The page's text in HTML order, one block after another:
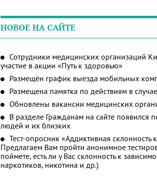
НОВОЕ НА САЙТЕ
Сотрудники медицинских организаций
участие в акции «Путь к здоровью»
Размещён график выезда мобильных
Размещена памятка по действиям в
Обновлены вакансии медицинских
В разделе Гражданам на сайте появился
людей и их близких
Тест-опросник «Аддиктивная склонность
Предлагаем Вам пройти анонимное
поймете, есть ли у Вас склонность к
наркотиков, никотина и др.)